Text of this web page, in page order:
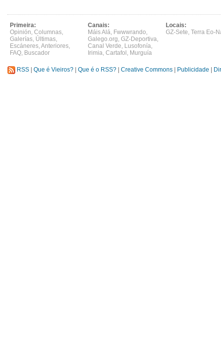
Primeira:
Opinión, Columnas,
Galerías, Últimas,
Escáneres,Anteriores,
FAQ, Buscador
Canais:
Máis Alá, Fwwwrando,
Galego.org, GZ-Deportiva,
Canal Verde, Lusofonía,
Irimia, Cartafol , Murguía
Locais:
GZ-Sete, Terra Eo-
RSS Que é Vieiros? Que é o RSS? Creative Commons Publicidade